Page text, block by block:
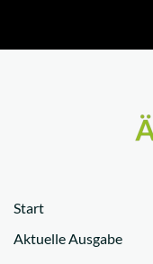
Start
Aktuelle Ausgabe